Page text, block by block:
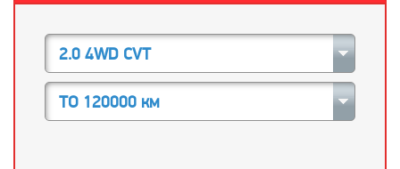
2.0 4WD CVT
ТО 120000 км